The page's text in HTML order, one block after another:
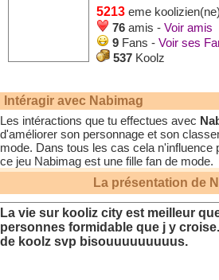
5213 eme koolizien(ne)
76 amis - Voir amis
9 Fans - Voir ses
537 Koolz
Intéragir avec Nabimag
Les intéractions que tu effectues avec
d'améliorer son personnage et son
mode. Dans tous les cas cela n'influence
ce jeu Nabimag est une fille fan de mode.
La présentation de
La vie sur kooliz city est meilleur
personnes formidable que j y
de koolz svp bisouuuuuuuuus.